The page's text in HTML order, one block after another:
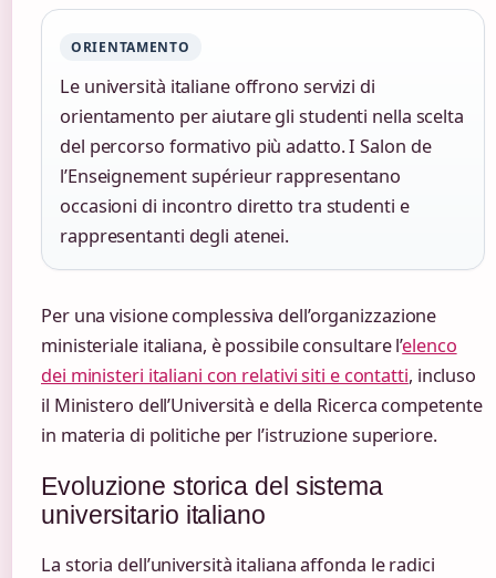
ORIENTAMENTO
Le università italiane offrono servizi di
orientamento per aiutare gli studenti nella scelta
del percorso formativo più adatto. I Salon de
l’Enseignement supérieur rappresentano
occasioni di incontro diretto tra studenti e
rappresentanti degli atenei.
Per una visione complessiva dell’organizzazione
ministeriale italiana, è possibile consultare l’elenco
dei ministeri italiani con relativi siti e contatti, incluso
il Ministero dell’Università e della Ricerca competente
in materia di politiche per l’istruzione superiore.
Evoluzione storica del sistema
universitario italiano
La storia dell’università italiana affonda le radici